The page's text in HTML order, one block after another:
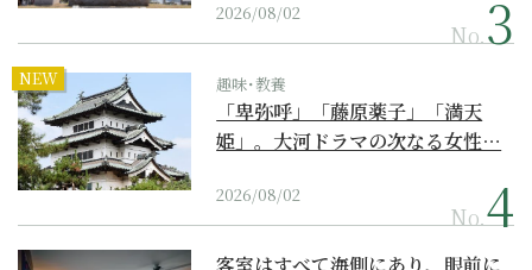
2026/08/02
No.
NEW 趣味･教養
「卑弥呼」「藤原薬子」「満天
姫」。大河ドラマの次なる女性…
2026/08/02
No.